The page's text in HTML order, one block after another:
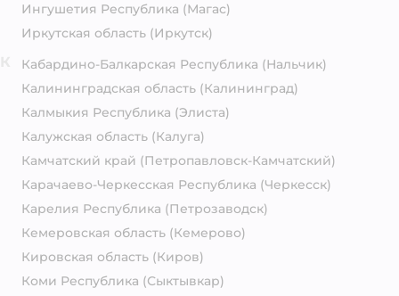
Ингушетия Республика (Магас)
Иркутская область (Иркутск)
Кабардино-Балкарская Республика (Нальчик)
Калининградская область (Калининград)
Калмыкия Республика (Элиста)
Калужская область (Калуга)
Камчатский край (Петропавловск-Камчатский)
Карачаево-Черкесская Республика (Черкесск)
Карелия Республика (Петрозаводск)
Кемеровская область (Кемерово)
Кировская область (Киров)
Коми Республика (Сыктывкар)